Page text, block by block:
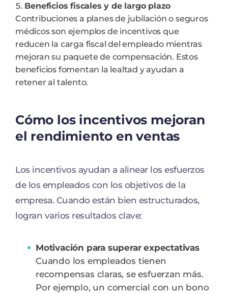
Beneficios fiscales y de largo plazo
Contribuciones a planes de jubilación o seguros
médicos son ejemplos de incentivos que
reducen la carga fiscal del empleado mientras
mejoran su paquete de compensación. Estos
beneficios fomentan la lealtad y ayudan a
retener al talento.
Cómo los incentivos mejoran
el rendimiento en ventas
Los incentivos ayudan a alinear los esfuerzos
de los empleados con los objetivos de la
empresa. Cuando están bien estructurados,
logran varios resultados clave:
Motivación para superar expectativas
Cuando los empleados tienen
recompensas claras, se esfuerzan más.
Por ejemplo, un comercial con un bono